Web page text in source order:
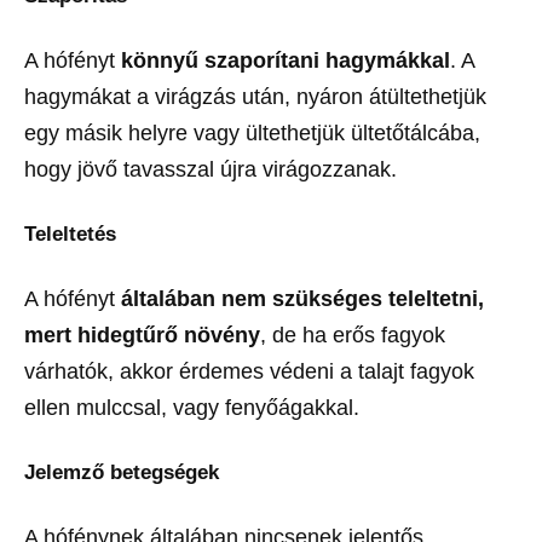
A hófényt könnyű szaporítani hagymákkal . A
hagymákat a virágzás után, nyáron átültethetjük
egy másik helyre vagy ültethetjük ültetőtálcába,
hogy jövő tavasszal újra virágozzanak.
Teleltetés
A hófényt általában nem szükséges teleltetni,
mert hidegtűrő növény, de ha erős fagyok
várhatók, akkor érdemes védeni a talajt fagyok
ellen mulccsal, vagy fenyőágakkal.
Jelemző betegségek